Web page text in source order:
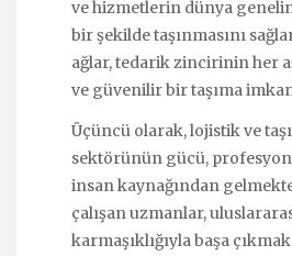
ve hizmetlerin dünya
bir şekilde taşınmasını
ağlar, tedarik zincirinin her
ve güvenilir bir taşıma
Üçüncü olarak, lojistik ve
sektörünün gücü,
insan kaynağından
çalışan uzmanlar,
karmaşıklığıyla başa